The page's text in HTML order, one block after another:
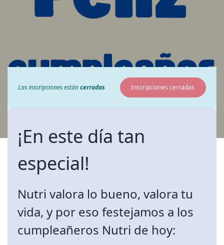
Las inscripciones estáncerradas Inscripciones cerradas
¡En este día tan
especial!
Nutri valora lo bueno, valora tu
vida, y por eso festejamos a los
cumpleañeros Nutri de hoy: